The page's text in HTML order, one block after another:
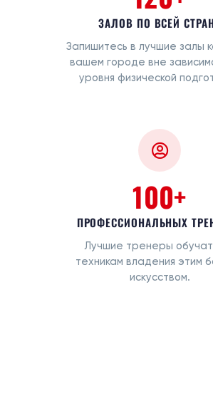
ЗАЛОВ ПО ВСЕЙ
Запишитесь в лучшие залы
вашем городе вне
уровня физической
100+
ПРОФЕССИОНАЛЬНЫХ
Лучшие тренеры
техникам владения этим
искусством.